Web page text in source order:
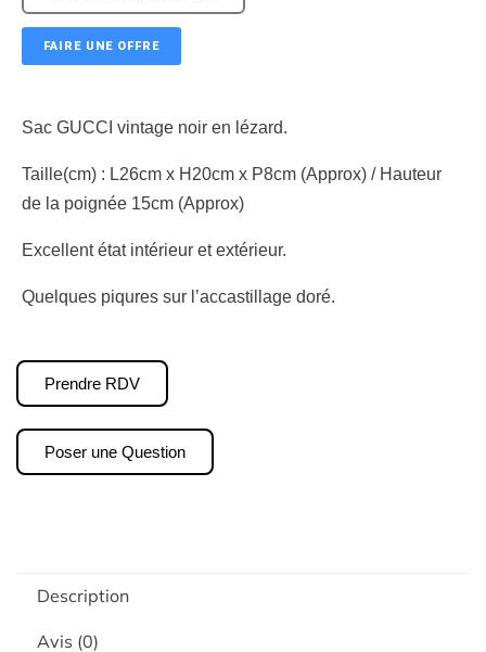
FAIRE UNE OFFRE
Sac GUCCI vintage noir en lézard.
Taille(cm) : L26cm x H20cm x P8cm (Approx) / Hauteur
de la poignée 15cm (Approx)
Excellent état intérieur et extérieur.
Quelques piqures sur l’accastillage doré.
Prendre RDV
Poser une Question
Description
Avis (0)